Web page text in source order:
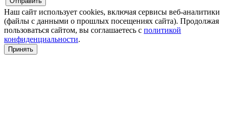
Наш сайт использует cookies, включая сервисы веб-аналитики
(файлы с данными о прошлых посещениях сайта). Продолжая
пользоваться сайтом, вы соглашаетесь с политикой
конфиденциальности.
Принять